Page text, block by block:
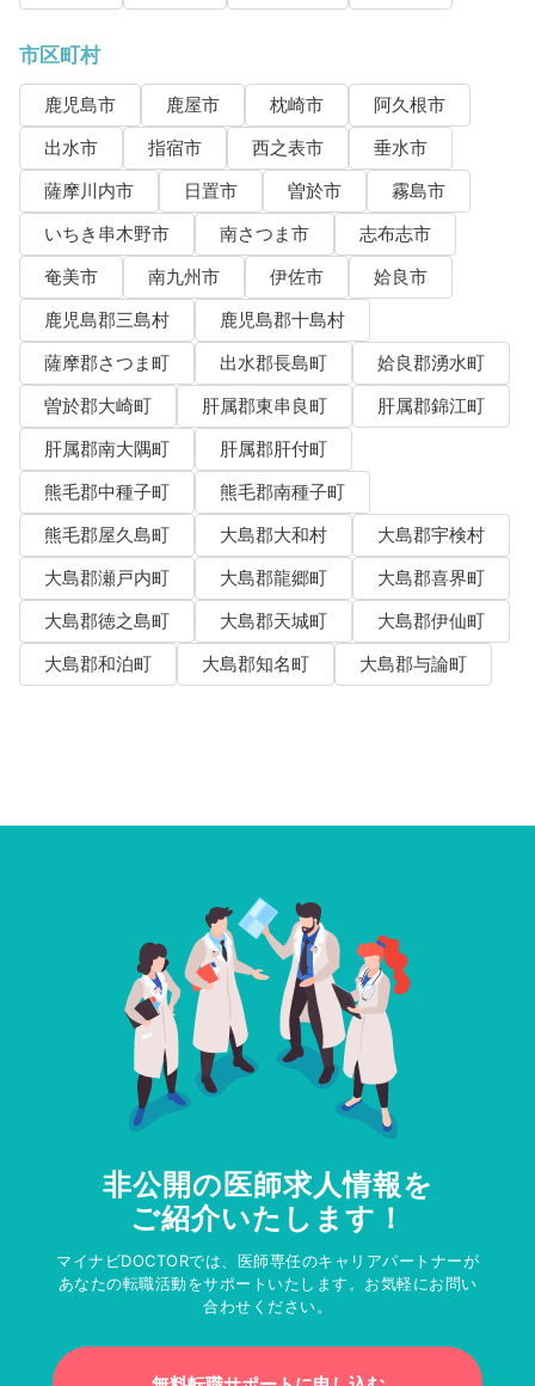
市区町村
鹿児島市 鹿屋市 枕崎市
阿久根市
出水市
指宿市 西之表市
垂水市
薩摩川内市
日置市 曽於市
霧島市
いちき串木野市
南さつま市
志布志市
奄美市
南九州市 伊佐市
姶良市
鹿児島郡三島村
鹿児島郡十島村
薩摩郡さつま町
出水郡長島町
姶良郡湧水町
曽於郡大崎町
肝属郡東串良町
肝属郡錦江町
肝属郡南大隅町
肝属郡肝付町
熊毛郡中種子町
熊毛郡南種子町
熊毛郡屋久島町
大島郡大和村
大島郡宇検村
大島郡瀬戸内町
大島郡龍郷町
大島郡喜界町
大島郡徳之島町
大島郡天城町
大島郡伊仙町
大島郡和泊町
大島郡知名町 大島郡与論町
非公開の医師求人情報を
ご紹介いたします！
マイナビDOCTORでは、医師専任のキャリアパートナーが
あなたの転職活動をサポートいたします。お気軽にお問い
合わせください。